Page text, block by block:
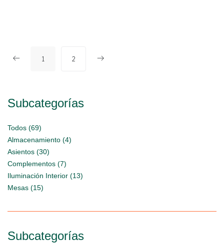
1 2
Subcategorías
Todos (69)
Almacenamiento (4)
Asientos (30)
Complementos (7)
Iluminación Interior (13)
Mesas (15)
Subcategorías